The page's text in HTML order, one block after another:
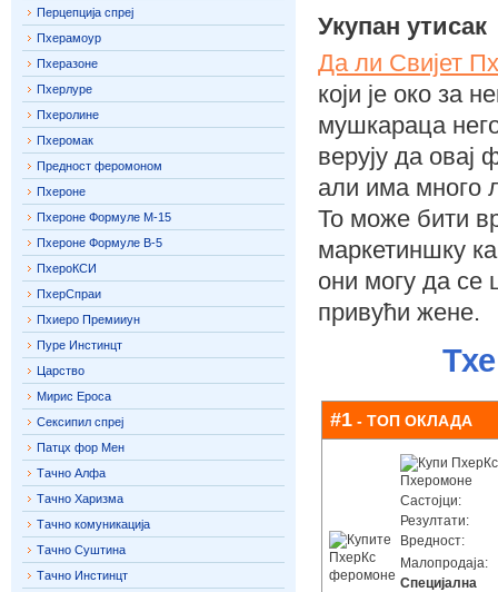
Укупан утисак
Да ли Свијет
који је око за
мушкараца
верују да
али има много
То може бити
маркетиншку
они могу да се
привући жене.
#1 - ТОП ОКЛАДА
Састојци:
Резултати:
Вредност:
Малопродаја:
Специјална
Перцепција спреј
Пхерамоур
Пхеразоне
Пхерлуре
Пхеролине
Пхеромак
Предност феромоном
Пхероне
Пхероне Формуле М-15
Пхероне Формуле В-5
ПхероКСИ
ПхерСпраи
Пхиеро Премииун
Пуре Инстинцт
Царство
Мирис Ероса
Сексипил спреј
Патцх фор Мен
Тачно Алфа
Тачно Харизма
Тачно комуникација
Тачно Суштина
Тачно Инстинцт